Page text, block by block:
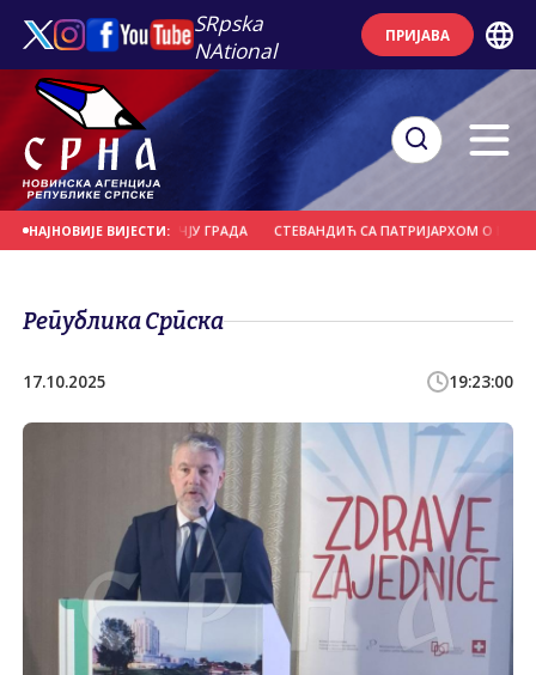
SRpska
NAtional
ПРИЈАВА
НАЈНОВИЈЕ ВИЈЕСТИ:
НА ПОДРУЧЈУ ГРАДА СТЕВАНДИЋ СА ПАТРИЈАРХОМ О ВАЖНИМ
Република Српска
17.10.2025 19:23:00